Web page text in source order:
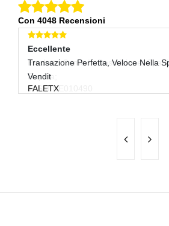
Con 4048 Recensioni
Eccellente
Transazione Perfetta, Veloce Nella
Vendit
FALETX